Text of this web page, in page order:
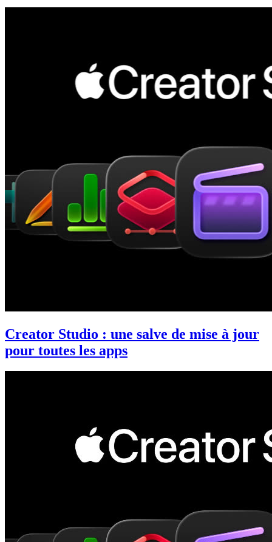
Creator Studio : une salve de mise à jour
pour toutes les apps